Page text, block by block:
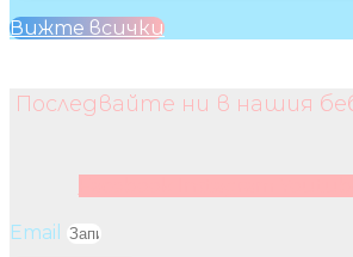
Вижте всички
Последвайте ни в нашия
Email